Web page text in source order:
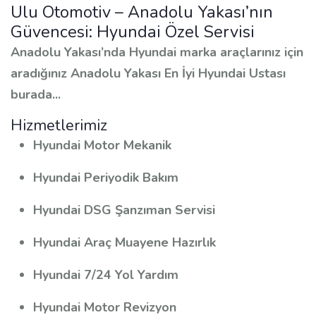
Ulu Otomotiv – Anadolu Yakası’nın
Güvencesi: Hyundai Özel Servisi
Anadolu Yakası’nda Hyundai marka araçlarınız için
aradığınız Anadolu Yakası En İyi Hyundai Ustası
burada...
Hizmetlerimiz
Hyundai Motor Mekanik
Hyundai Periyodik Bakım
Hyundai DSG Şanzıman Servisi
Hyundai Araç Muayene Hazırlık
Hyundai 7/24 Yol Yardım
Hyundai Motor Revizyon